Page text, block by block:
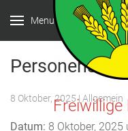
Menu
Personensuche
8 Oktober, 2025| Allgemein
Datum: 8 Oktober, 2025